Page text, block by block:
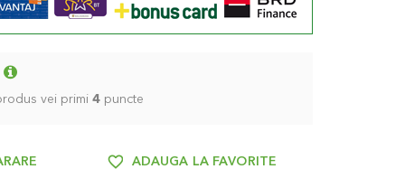
vei primi 4 puncte
ADAUGA LA FAVORITE